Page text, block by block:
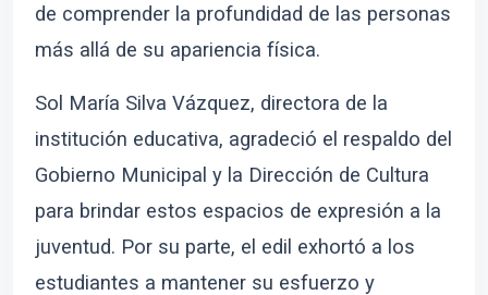
de comprender la profundidad de las personas
más allá de su apariencia física.
Sol María Silva Vázquez, directora de la
institución educativa, agradeció el respaldo del
Gobierno Municipal y la Dirección de Cultura
para brindar estos espacios de expresión a la
juventud. Por su parte, el edil exhortó a los
estudiantes a mantener su esfuerzo y